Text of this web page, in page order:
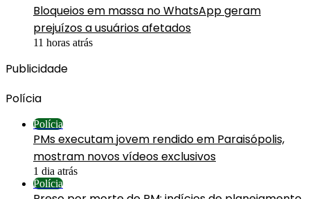
Bloqueios em massa no WhatsApp geram
prejuízos a usuários afetados
11 horas atrás
Publicidade
Polícia
Polícia
PMs executam jovem rendido em Paraisópolis,
mostram novos vídeos exclusivos
1 dia atrás
Polícia